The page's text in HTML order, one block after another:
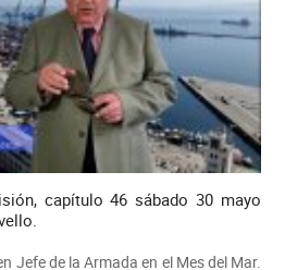
capítulo 46 sábado 30 mayo
Jefe de la Armada en el Mes del Mar.